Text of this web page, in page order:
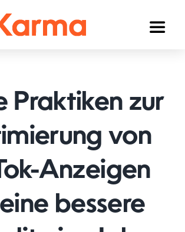
Toggle
Praktiken zur
von
Anzeigen
bessere